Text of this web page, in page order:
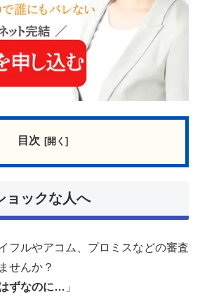
目次
ョックな人へ
フルやアコム、プロミスなどの審査
せんか？
ずなのに… 」